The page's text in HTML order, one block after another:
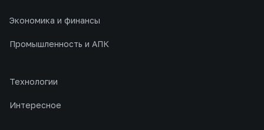
Экономика и финансы
Промышленность и АПК
Технологии
Интересное